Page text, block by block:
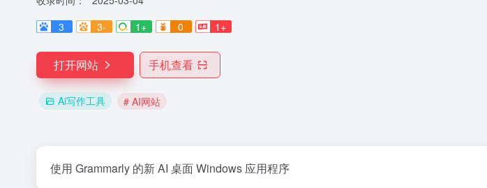
3
3- 1+ 0 1+
打开网站 手机查看
Ai写作工具 # AI网站
使用 Grammarly 的新 AI 桌面 Windows 应用程序